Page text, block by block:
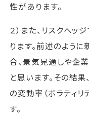
性があります。
２）また、リスクヘ
ります。前述のよう
合、景気見通しや企
と思います。その結
の変動率（ボラティ
す。